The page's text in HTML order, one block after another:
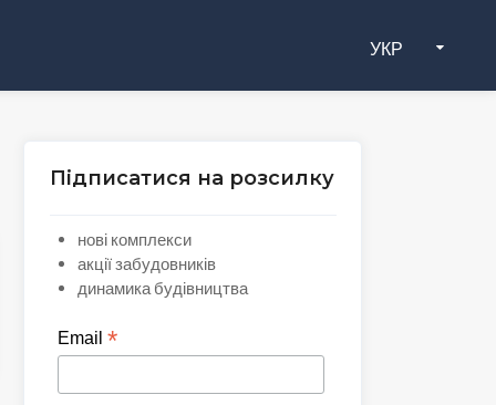
УКР
Підписатися на розсилку
нові комплекси
акції забудовників
динамика будівництва
Email*